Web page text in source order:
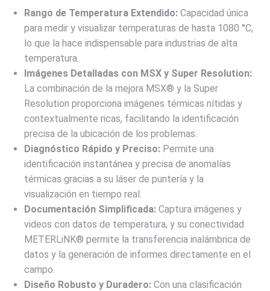
Rango de Temperatura Extendido: Capacidad única
para medir y visualizar temperaturas de hasta 1080 °C,
lo que la hace indispensable para industrias de alta
temperatura.
Imágenes Detalladas con MSX y Super Resolution:
La combinación de la mejora MSX® y la Super
Resolution proporciona imágenes térmicas nítidas y
contextualmente ricas, facilitando la identificación
precisa de la ubicación de los problemas.
Diagnóstico Rápido y Preciso: Permite una
identificación instantánea y precisa de anomalías
térmicas gracias a su láser de puntería y la
visualización en tiempo real.
Documentación Simplificada: Captura imágenes y
videos con datos de temperatura, y su conectividad
METERLiNK® permite la transferencia inalámbrica de
datos y la generación de informes directamente en el
campo.
Diseño Robusto y Duradero: Con una clasificación